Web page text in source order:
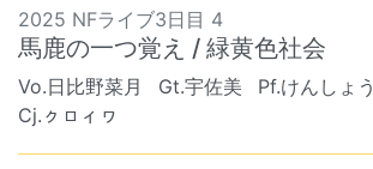
2025 NFライブ3日目 4
馬鹿の一つ覚え / 緑黄色社会
Vo.日比野菜月 Gt.宇佐美 Pf.けんしょう
Cj.ㇰㇿィヮ